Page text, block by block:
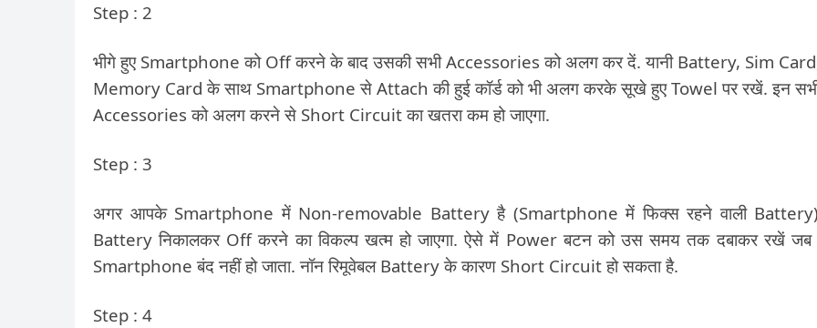
Step : 2
भीगे हुए Smartphone को Off करने के बाद उसकी सभी Accessories को अलग कर दें. यानी Battery, Sim
Memory Card के साथ Smartphone से Attach की हुई कॉर्ड को भी अलग करके सूखे हुए Towel पर रखें. इन
Accessories को अलग करने से Short Circuit का खतरा कम हो जाएगा.
Step : 3
अगर आपके Smartphone में Non-removable Battery है (Smartphone में फिक्स रहने वाली
Battery निकालकर Off करने का विकल्प खत्म हो जाएगा. ऐसे में Power बटन को उस समय तक दबाकर रखें
Smartphone बंद नहीं हो जाता. नॉन रिमूवेबल Battery के कारण Short Circuit हो सकता है.
Step : 4